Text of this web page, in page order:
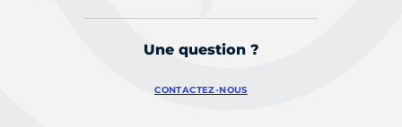
Une question ?
CONTACTEZ-NOUS